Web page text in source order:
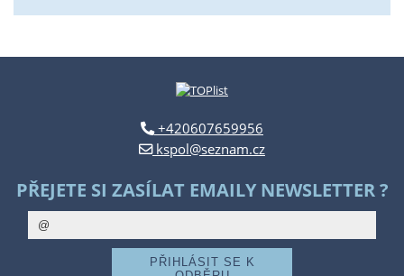
+420607659956
kspol@seznam.cz
PŘEJETE SI ZASÍLAT EMAILY NEWSLETTER ?